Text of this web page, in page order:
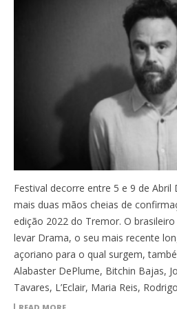
Festival decorre entre 5 e 9 de Abril
mais duas mãos cheias de
edição 2022 do Tremor. O
levar Drama, o seu mais recente
açoriano para o qual surgem,
Alabaster DePlume, Bitchin Bajas,
Tavares, L’Eclair, Maria Reis,